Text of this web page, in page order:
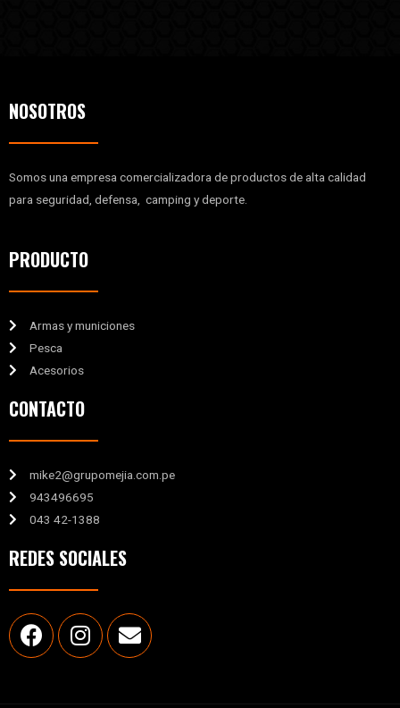
NOSOTROS
Somos una empresa comercializadora de productos de alta calidad
para seguridad, defensa, camping y deporte.
PRODUCTO
Armas y municiones
Pesca
Acesorios
CONTACTO
mike2@grupomejia.com.pe
943496695
043 42-1388
REDES SOCIALES